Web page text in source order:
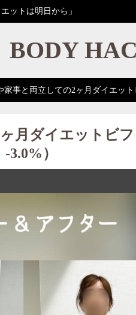
ットは明日から」
BODY
家事と両立しての2ヶ月ダイエッ
月ダイエットビ
3.0%）